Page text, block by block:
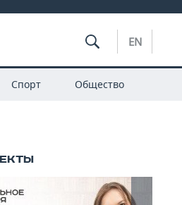
EN
Спорт Общество